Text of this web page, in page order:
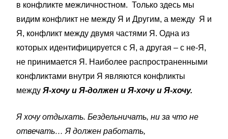
в конфликте межличностном. Только здесь мы
видим конфликт не между Я и Другим, а между Я и
Я, конфликт между двумя частями Я. Одна из
которых идентифицируется с Я, а другая – с не-Я,
не принимается Я. Наиболее распространенными
конфликтами внутри Я являются конфликты
между Я-хочу и Я-должен и Я-хочу и Я-хочу.
Я хочу отдыхать. Бездельничать, ни за что не
отвечать… Я должен работать,